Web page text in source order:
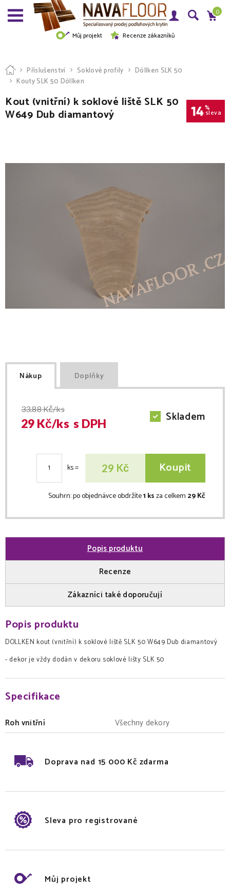
Můj projekt Recenze zákazníků
0
Příslušenství Soklové profily
Döllken SLK 50
Kouty SLK 50 Döllken
Kout (vnitřní) k soklové liště SLK 50
W649 Dub diamantový 14%
sleva
Nákup Doplňky
33.88Kč/ks
29 Kč/ks s DPH Skladem
ks= 29 Kč Koupit
Souhrn:po objednávce obdržíte1 ksza celkem 29 Kč
Popis produktu
Recenze
Zákazníci také doporučují
Popis produktu
DOLLKEN kout (vnitřní) k soklové liště SLK 50 W649 Dub diamantový
- dekor je vždy dodán v dekoru soklové lišty SLK 50
Specifikace
Roh vnitřní Všechny dekory
Doprava nad 15 000 Kč zdarma
Sleva pro registrované
Můj projekt